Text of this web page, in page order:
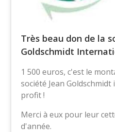
Très beau don de la
Goldschmidt
1 500 euros, c'est le
société Jean
profit !
Merci à eux pour leur
d'année.